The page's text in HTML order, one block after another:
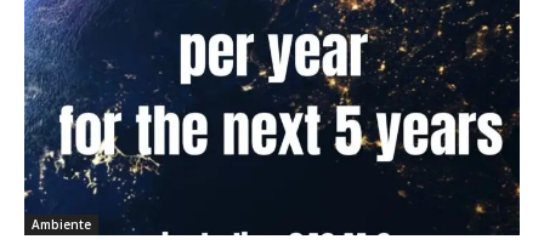
Ambiente